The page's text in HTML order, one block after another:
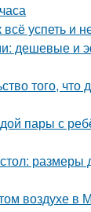
успеть и
дешевые и
того,
пары с
размеры
воздухе в